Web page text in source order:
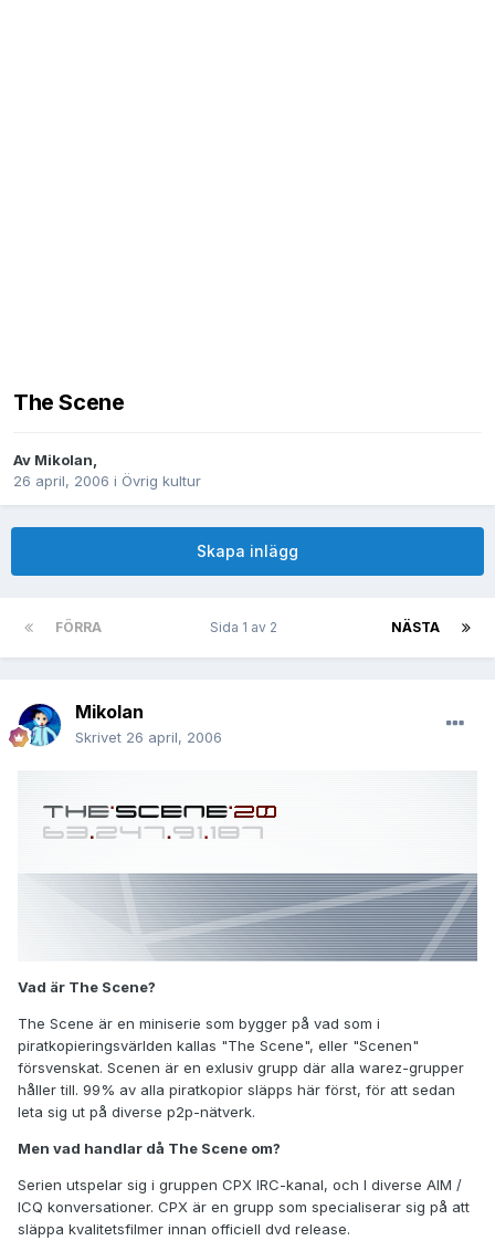
The Scene
Av Mikolan,
26 april, 2006 i Övrig kultur
Skapa inlägg
FÖRRA NÄSTA
Sida 1 av 2
Mikolan
Skrivet 26 april, 2006
Vad är The Scene?
The Scene är en miniserie som bygger på vad som i
piratkopieringsvärlden kallas "The Scene", eller "Scenen"
försvenskat. Scenen är en exlusiv grupp där alla warez-grupper
håller till. 99% av alla piratkopior släpps här först, för att sedan
leta sig ut på diverse p2p-nätverk.
Men vad handlar då The Scene om?
Serien utspelar sig i gruppen CPX IRC-kanal, och I diverse AIM /
ICQ konversationer. CPX är en grupp som specialiserar sig på att
släppa kvalitetsfilmer innan officiell dvd release.